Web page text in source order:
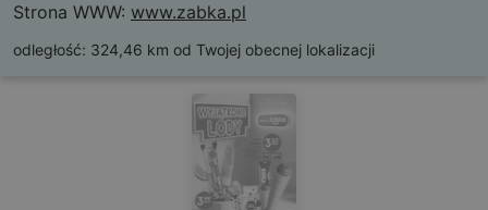
Strona WWW: www.zabka.pl
odległość: 324,46 km od Twojej obecnej lokalizacji